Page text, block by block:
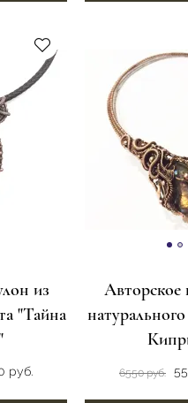
из
"Тайна
руб.
Авторское
6550 руб.